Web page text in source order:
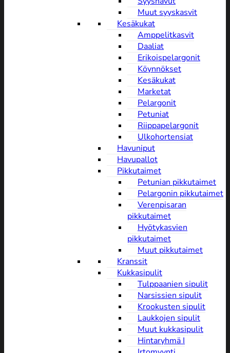
Muut syyskasvit
Kesäkukat
Amppelitkasvit
Daaliat
Erikoispelargonit
Köynnökset
Kesäkukat
Marketat
Pelargonit
Petuniat
Riippapelargonit
Ulkohortensiat
Havuniput
Havupallot
Pikkutaimet
Petunian pikkutaimet
Pelargonin pikkutaimet
Verenpisaran
pikkutaimet
Hyötykasvien
pikkutaimet
Muut pikkutaimet
Kranssit
Kukkasipulit
Tulppaanien sipulit
Narsissien sipulit
Krookusten sipulit
Laukkojen sipulit
Muut kukkasipulit
Hintaryhmä I